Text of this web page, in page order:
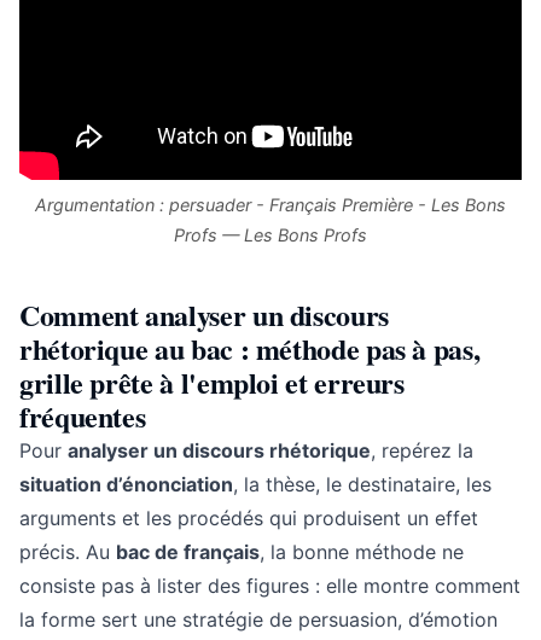
Argumentation : persuader - Français Première - Les Bons
Profs — Les Bons Profs
Comment analyser un discours
rhétorique au bac : méthode pas à pas,
grille prête à l'emploi et erreurs
fréquentes
Pour analyser un discours rhétorique, repérez la
situation d’énonciation, la thèse, le destinataire, les
arguments et les procédés qui produisent un effet
précis. Au bac de français, la bonne méthode ne
consiste pas à lister des figures : elle montre comment
la forme sert une stratégie de persuasion, d’émotion